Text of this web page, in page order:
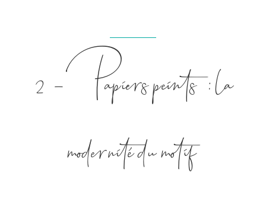
2 – Papiers peints : la
modernité du motif